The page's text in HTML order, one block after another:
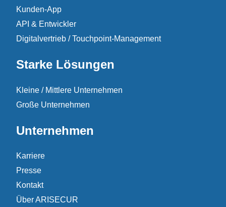
Kunden-App
API & Entwickler
Digitalvertrieb / Touchpoint-Management
Starke Lösungen
Kleine / Mittlere Unternehmen
Große Unternehmen
Unternehmen
Karriere
Presse
Kontakt
Über ARISECUR